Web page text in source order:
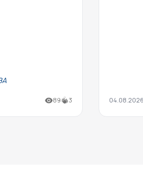
89 3 04.08.2026